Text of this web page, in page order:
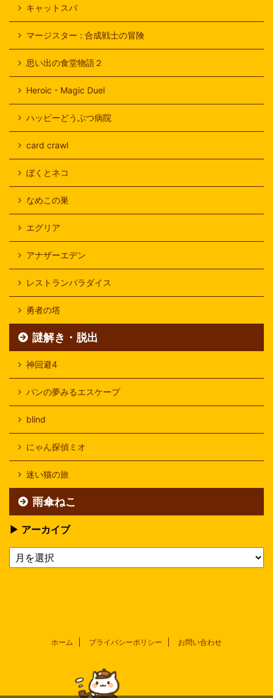
キャットスパ
マージスター : 合成戦士の冒険
思い出の食堂物語２
Heroic - Magic Duel
ハッピーどうぶつ病院
card crawl
ぼくとネコ
なめこの巣
エグリア
アナザーエデン
レストランパラダイス
勇者の塔
謎解き・脱出
神回避4
パンの夢みるエスケープ
blind
にゃん探偵ミオ
迷い猫の旅
雨傘ねこ
▶ アーカイブ
ホーム プライバシーポリシー お問い合わせ